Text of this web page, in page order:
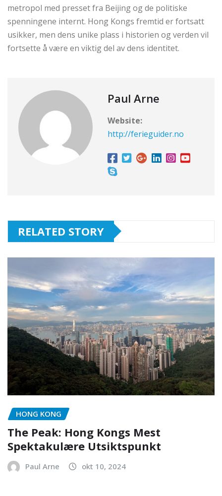
metropol med presset fra Beijing og de politiske
spenningene internt. Hong Kongs fremtid er fortsatt
usikker, men dens unike plass i historien og verden vil
fortsette å være en viktig del av dens identitet.
Paul Arne
Website:
http://ferieguider.no
RELATED STORY
HONG KONG
The Peak: Hong Kongs Mest
Spektakulære Utsiktspunkt
Paul Arne okt 10, 2024